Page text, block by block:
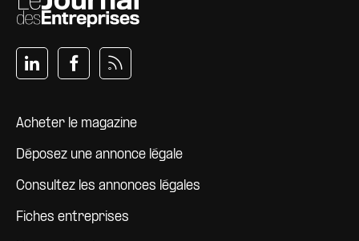
Pied de page
Acheter le magazine
Déposez une annonce légale
Consultez les annonces légales
Fiches entreprises